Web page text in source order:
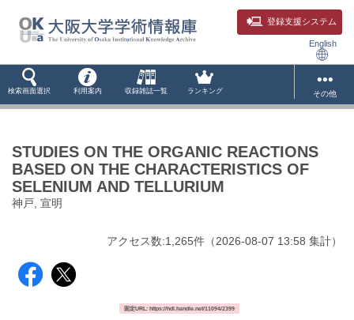
登録支援システム
English
検索画面選択 利用案内 収録雑誌一覧 ランキング その他
STUDIES ON THE ORGANIC REACTIONS
BASED ON THE CHARACTERISTICS OF
SELENIUM AND TELLURIUM
神戸, 宣明
アクセス数:1,265件 （2026-08-07 13:58 集計）
固定URL: https://hdl.handle.net/11094/2399